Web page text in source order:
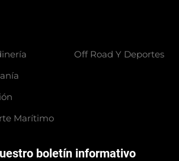
Marítimo
Off Road Y Deportes
boletín informativo